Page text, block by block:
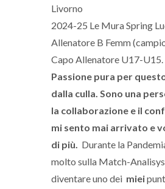
Livorno
2024-25 Le Mura Spring
Allenatore B Femm
Capo Allenatore U17-U15.
Passione pura per
dalla culla. Sono una
la collaborazione e il
mi sento mai arrivato e
di più. Durante la
molto sulla Match-
diventare uno dei miei